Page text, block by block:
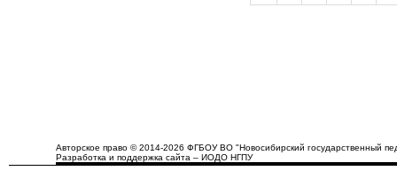
Авторское право © 2014-2026 ФГБОУ ВО "Новосибирский государственный
Разработка и поддержка сайта – ИОДО НГПУ